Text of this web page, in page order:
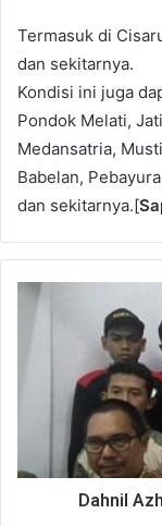
Termasuk di
dan sekitarnya.
Kondisi ini juga
Pondok Melati,
Medansatria,
Babelan,
dan sekitarnya.[
Dahnil